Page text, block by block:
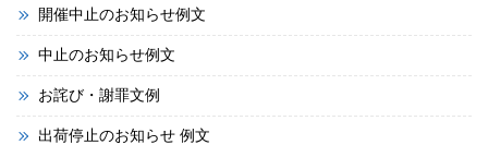
開催中止のお知らせ例文
中止のお知らせ例文
お詫び・謝罪文例
出荷停止のお知らせ 例文